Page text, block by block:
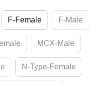
F-Female F-Male
MCX-Male
N-Type-Female